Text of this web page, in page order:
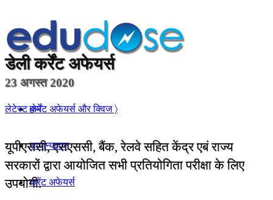
होम
सामान्यज्ञान
करेंट अफेयर्स
डेली कर्रेंट अफेयर्स
23 अगस्त 2020
लेटेस्ट कर्रेंट अफेयर्स और क्विज 〉
यूपीएससी, एसएससी, बैंक, रेलवे सहित केंद्र एबं राज्य
सरकारों द्वारा आयोजित सभी प्रतियोगिता परीक्षा के लिए
उपयोगी.